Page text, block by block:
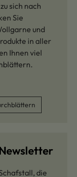
sich nach
Sie
und
in aller
Ihnen viel
die